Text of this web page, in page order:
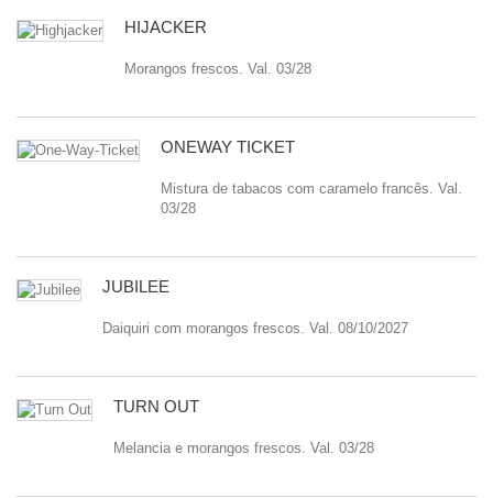
HIJACKER
Morangos frescos. Val. 03/28
ONEWAY TICKET
Mistura de tabacos com caramelo francês. Val.
03/28
JUBILEE
Daiquiri com morangos frescos. Val. 08/10/2027
TURN OUT
Melancia e morangos frescos. Val. 03/28